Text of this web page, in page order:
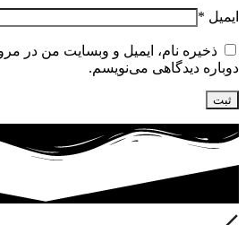
ایمیل *
ذخیره نام، ایمیل و وبسایت من در
دوباره دیدگاهی می‌نویسم.